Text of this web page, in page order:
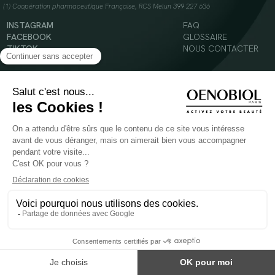
(1) Coopération pharmaceutique Française, RCS Melun 399 227 636
INSTAGRAM
FACEBOOK
TIKTOK
YOUTUBE
FAQ
GLOSSAIRE
NOUS CONTACTER
© 2024 Oenobiol Paris
Mentions légales
Politique en matière de cookies
POUR VOTRE SANTÉ, MANGEZ AU MOINS CINQ FRUITS ET LÉGUMES PAR JOUR -
Les complément alimentaires doivent être utilisés dans le cadre d'un mode de vie sain et
ne pas être utilisés comme substituts d'un régimes alimentaire varié et équilibré.